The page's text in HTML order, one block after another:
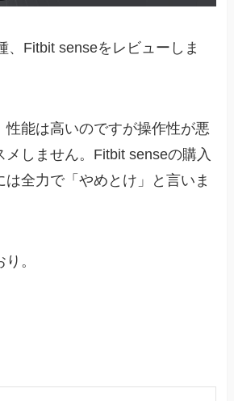
、Fitbit senseをレビューしま
性能は高いのですが操作性が悪
メしません。Fitbit senseの購入
は全力で「やめとけ」と言いま
。